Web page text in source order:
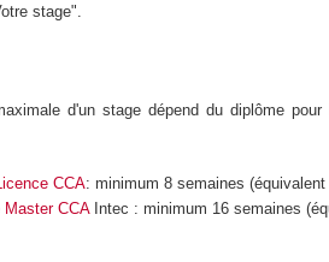
stage".
d'un stage dépend du diplôme
CCA: minimum 8 semaines
Master CCAIntec : minimum 16 semaines